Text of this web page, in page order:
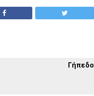
Γήπεδο